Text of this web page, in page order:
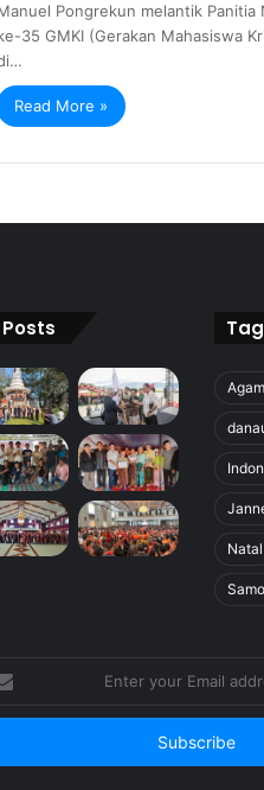
Pongrekun melantik Panitia
35 GMKI (Gerakan Mahasiswa
Read More »
Natal